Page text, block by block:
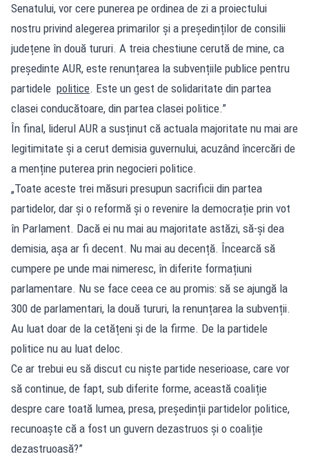
Senatului, vor cere punerea pe ordinea de zi a proiectului
nostru privind alegerea primarilor și a președinților de consilii
județene în două tururi. A treia chestiune cerută de mine, ca
președinte AUR, este renunțarea la subvențiile publice pentru
partidele politice. Este un gest de solidaritate din partea
clasei conducătoare, din partea clasei politice.”
În final, liderul AUR a susținut că actuala majoritate nu mai are
legitimitate și a cerut demisia guvernului, acuzând încercări de
a menține puterea prin negocieri politice.
„Toate aceste trei măsuri presupun sacrificii din partea
partidelor, dar și o reformă și o revenire la democrație prin vot
în Parlament. Dacă ei nu mai au majoritate astăzi, să-și dea
demisia, așa ar fi decent. Nu mai au decență. Încearcă să
cumpere pe unde mai nimeresc, în diferite formațiuni
parlamentare. Nu se face ceea ce au promis: să se ajungă la
300 de parlamentari, la două tururi, la renunțarea la subvenții.
Au luat doar de la cetățeni și de la firme. De la partidele
politice nu au luat deloc.
Ce ar trebui eu să discut cu niște partide neserioase, care vor
să continue, de fapt, sub diferite forme, această coaliție
despre care toată lumea, presa, președinții partidelor politice,
recunoaște că a fost un guvern dezastruos și o coaliție
dezastruoasă?”